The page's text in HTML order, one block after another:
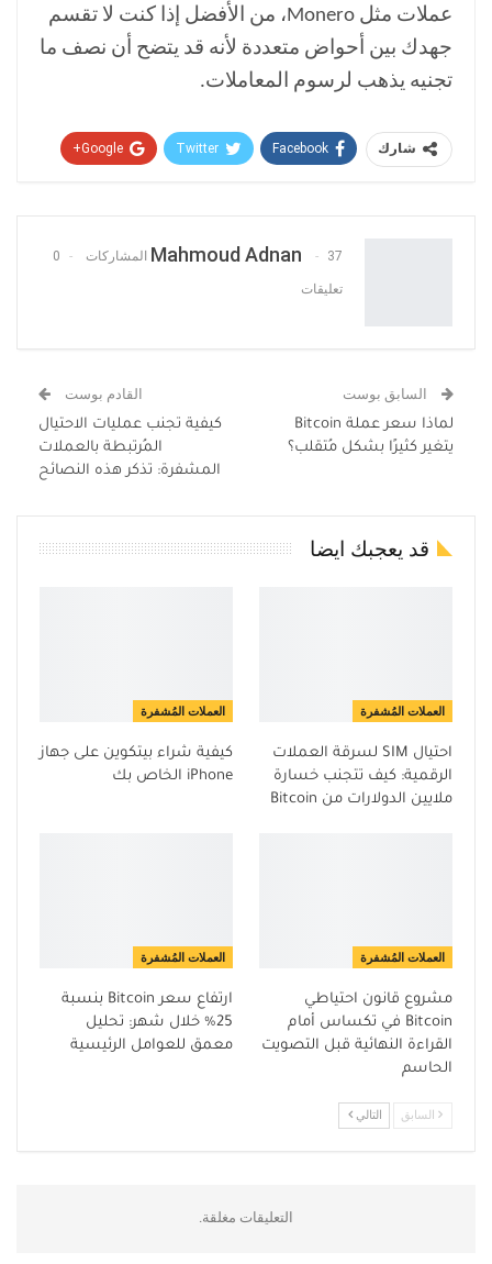
عملات مثل Monero، من الأفضل إذا كنت لا تقسم
جهدك بين أحواض متعددة لأنه قد يتضح أن نصف ما
تجنيه يذهب لرسوم المعاملات.
شارك Facebook
Twitter
Google+
Mahmoud Adnan 37 المشاركات 0
تعليقات
السابق بوست
لماذا سعر عملة Bitcoin
يتغير كثيرًا بشكل مُتقلب؟
القادم بوست
كيفية تجنب عمليات الاحتيال
المُرتبطة بالعملات
المشفرة: تذكر هذه النصائح
قد يعجبك ايضا
العملات المُشفرة
احتيال SIM لسرقة العملات
الرقمية: كيف تتجنب خسارة
ملايين الدولارات من Bitcoin
العملات المُشفرة
كيفية شراء بيتكوين على جهاز
iPhone الخاص بك
العملات المُشفرة
مشروع قانون احتياطي
Bitcoin في تكساس أمام
القراءة النهائية قبل التصويت
الحاسم
العملات المُشفرة
ارتفاع سعر Bitcoin بنسبة
25% خلال شهر: تحليل
معمق للعوامل الرئيسية
السابق التالي
التعليقات مغلقة.